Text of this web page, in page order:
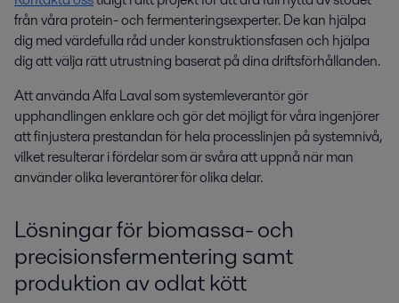
från våra protein- och fermenteringsexperter. De kan hjälpa
dig med värdefulla råd under konstruktionsfasen och hjälpa
dig att välja rätt utrustning baserat på dina driftsförhållanden.
Att använda Alfa Laval som systemleverantör gör
upphandlingen enklare och gör det möjligt för våra ingenjörer
att finjustera prestandan för hela processlinjen på systemnivå,
vilket resulterar i fördelar som är svåra att uppnå när man
använder olika leverantörer för olika delar.
Lösningar för biomassa- och
precisionsfermentering samt
produktion av odlat kött